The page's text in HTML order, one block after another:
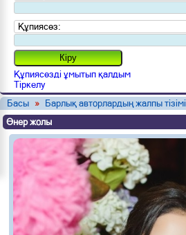
Құпиясөз:
Құпиясөзді ұмытып қалдым
Тіркелу
Басы » Барлық авторлардың жалпы тізімі
Өнер жолы